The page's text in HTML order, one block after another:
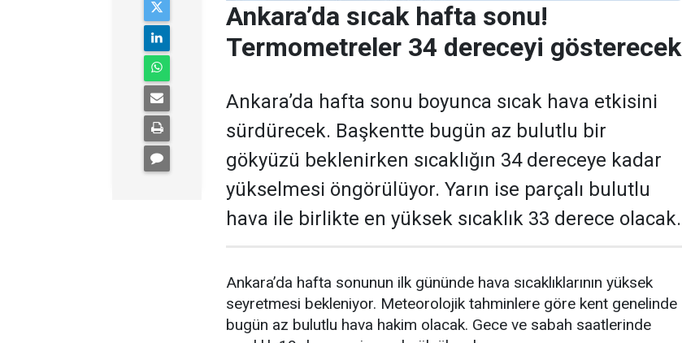
Ankara’da sıcak hafta sonu!
Termometreler 34 dereceyi gösterecek
Ankara’da hafta sonu boyunca sıcak hava etkisini
sürdürecek. Başkentte bugün az bulutlu bir
gökyüzü beklenirken sıcaklığın 34 dereceye kadar
yükselmesi öngörülüyor. Yarın ise parçalı bulutlu
hava ile birlikte en yüksek sıcaklık 33 derece olacak.
Ankara’da hafta sonunun ilk gününde hava sıcaklıklarının yüksek
seyretmesi bekleniyor. Meteorolojik tahminlere göre kent genelinde
bugün az bulutlu hava hakim olacak. Gece ve sabah saatlerinde